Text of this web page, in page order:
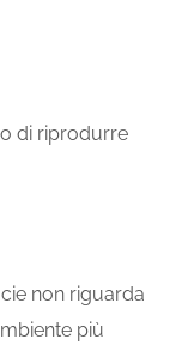
di riprodurre
non riguarda
più